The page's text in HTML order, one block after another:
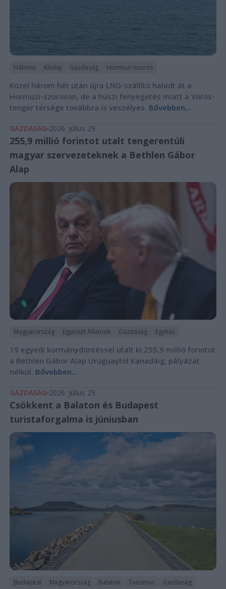
Háború Kőolaj Gazdaság Hormuzi-szoros
Közel három hét után újra LNG-szállító haladt át a
Hormuzi-szoroson, de a húszi fenyegetés miatt a Vörös-
tenger térsége továbbra is veszélyes. Bővebben...
GAZDASÁG 2026. július 29.
255,9 millió forintot utalt tengerentúli
magyar szervezeteknek a Bethlen Gábor
Alap
Magyarország Egyesült Államok Gazdaság Egyház
19 egyedi kormánydöntéssel utalt ki 255,9 millió forintot
a Bethlen Gábor Alap Uruguaytól Kanadáig, pályázat
nélkül. Bővebben...
GAZDASÁG 2026. július 29.
Csökkent a Balaton és Budapest
turistaforgalma is júniusban
Budapest Magyarország Balaton Turizmus Gazdaság